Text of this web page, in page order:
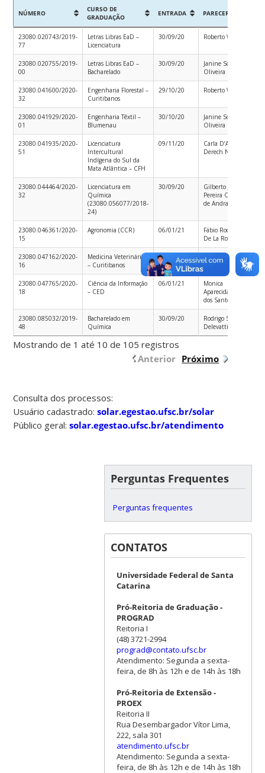
NÚMERO
CURSO DE
GRADUAÇÃO
ENTRADA PARECERISTA
GRADUAÇÃO
23080.020743/2019-
77
Letras Libras EaD –
Licenciatura
30/09/20 Roberto Willrich
23080.020755/2019-
00
Letras Libras EaD –
Bacharelado
30/09/20
Janine Soares de
Oliveira
23080.041600/2020-
32
Engenharia Florestal –
Curitibanos
29/10/20 Roberto Willrich
23080.041929/2020-
01
Engenharia Têxtil –
Blumenau
30/10/20
Janine Soares de
Oliveira
23080.041935/2020-
51
Licenciatura
Intercultural
Indígena do Sul da
Mata Atlântica – CFH
09/11/20
Carla D’Agostini
Derech Nunes
23080.044464/2020-
32
Licenciatura em
Química
(23080.056077/2018-
24)
30/09/20
Gilberto José
Pereira Onofre
de Andrade
23080.046361/2020-
15
Agronomia (CCR) 06/01/21
Fábio Rodrigues
De La Rocha
23080.047162/2020-
16
Medicina Veterinária
– Curitibanos
04/01/21
Carla D’Agostini
Derech Nunes
23080.047765/2020-
18
Ciência da Informação
– CED
06/01/21
Monica
Aparecida Aguiar
dos Santos
23080.085032/2019-
48
Bacharelado em
Química
30/09/20
Rodrigo Sudatti
Delevatti
Mostrando de 1 até 10 de 105 registros
Anterior Próximo
Consulta dos processos:
Usuário cadastrado:solar.egestao.ufsc.br/solar
Público geral:solar.egestao.ufsc.br/atendimento
Perguntas Frequentes
Perguntas frequentes
CONTATOS
Universidade Federal de Santa
Catarina
Pró-Reitoria de Graduação -
PROGRAD
Reitoria I
(48) 3721-2994
prograd@contato.ufsc.br
Atendimento: Segunda a sexta-
feira, de 8h às 12h e de 14h às 18h
Pró-Reitoria de Extensão -
PROEX
Reitoria II
Rua Desembargador Vítor Lima,
222, sala 301
atendimento.ufsc.br
Atendimento: Segunda a sexta-
feira, de 8h às 12h e de 14h às 18h